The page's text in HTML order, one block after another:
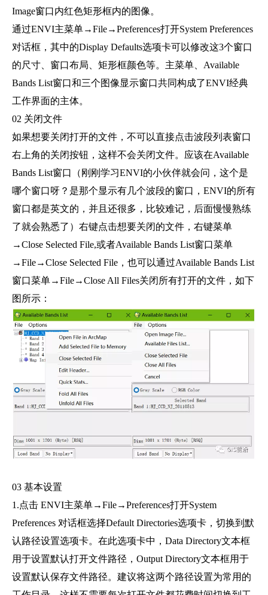
Image窗口内红色矩形框内的图像。
通过ENVI主菜单→File→Preferences打开System Preferences
对话框，其中的Display Defaults选项卡可以修改这3个窗口
的尺寸、窗口布局、矩形框颜色等。主菜单、Available
Bands List窗口和三个图像显示窗口共同构成了ENVI经典
工作界面的主体。
02 关闭文件
如果想要关闭打开的文件，不可以直接点击波段列表窗口
右上角的关闭按钮，这样不会关闭文件。应该在Available
Bands List窗口（刚刚学习ENVI的小伙伴就会问，这个是
哪个窗口呀？是那个显示有几个波段的窗口，ENVI的所有
窗口都是英文的，并且还很多，比较难记，后面慢慢熟练
了就会熟悉了）右键点击想要关闭的文件，右键菜单
→Close Selected File,或者Available Bands List窗口菜单
→File→Close Selected File，也可以通过Available Bands List
窗口菜单→File→Close All Files关闭所有打开的文件，如下
图所示：
03 基本设置
1.点击 ENVI主菜单→File→Preferences打开System
Preferences 对话框选择Default Directories选项卡，切换到默
认路径设置选项卡。在此选项卡中，Data Directory文本框
用于设置默认打开文件路径，Output Directory文本框用于
设置默认保存文件路径。建议将这两个路径设置为常用的